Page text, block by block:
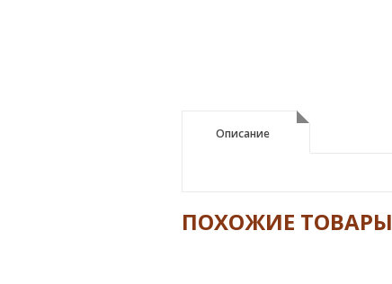
Описание
Описание
ПОХОЖИЕ ТОВАРЫ